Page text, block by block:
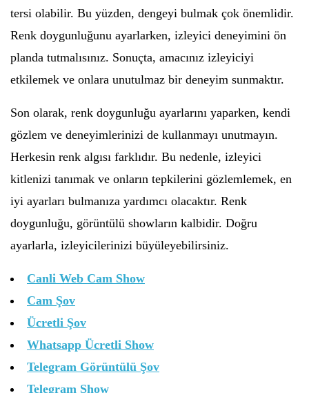
tersi olabilir. Bu yüzden, dengeyi bulmak çok önemlidir.
Renk doygunluğunu ayarlarken, izleyici deneyimini ön
planda tutmalısınız. Sonuçta, amacınız izleyiciyi
etkilemek ve onlara unutulmaz bir deneyim sunmaktır.
Son olarak, renk doygunluğu ayarlarını yaparken, kendi
gözlem ve deneyimlerinizi de kullanmayı unutmayın.
Herkesin renk algısı farklıdır. Bu nedenle, izleyici
kitlenizi tanımak ve onların tepkilerini gözlemlemek, en
iyi ayarları bulmanıza yardımcı olacaktır. Renk
doygunluğu, görüntülü showların kalbidir. Doğru
ayarlarla, izleyicilerinizi büyüleyebilirsiniz.
Canli Web Cam Show
Cam Şov
Ücretli Şov
Whatsapp Ücretli Show
Telegram Görüntülü Şov
Telegram Show